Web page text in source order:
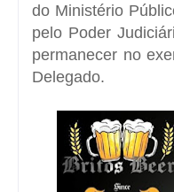
do Ministério
pelo Poder
permanecer no
Delegado.